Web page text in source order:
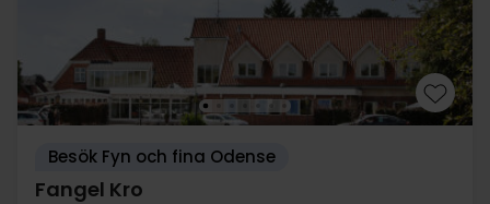
Besök Fyn och fina Odense
Fangel Kro